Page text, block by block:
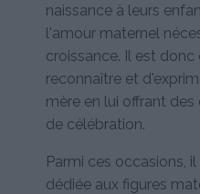
naissance à leurs
l'amour maternel
croissance. Il est
reconnaître et
mère en lui offrant
de célébration.
Parmi ces occasions,
dédiée aux figures